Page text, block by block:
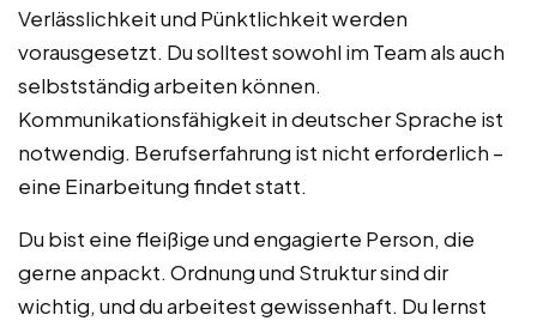
Verlässlichkeit und Pünktlichkeit werden
vorausgesetzt. Du solltest sowohl im Team als auch
selbstständig arbeiten können.
Kommunikationsfähigkeit in deutscher Sprache ist
notwendig. Berufserfahrung ist nicht erforderlich –
eine Einarbeitung findet statt.
Du bist eine fleißige und engagierte Person, die
gerne anpackt. Ordnung und Struktur sind dir
wichtig, und du arbeitest gewissenhaft. Du lernst